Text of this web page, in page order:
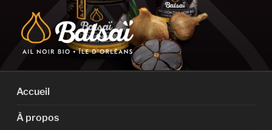
contenu
BALSAÏ BIO
L'authentique Ail Noir certifié BIOLOGIQUE de l'Île d'Orléans
Accueil
À propos